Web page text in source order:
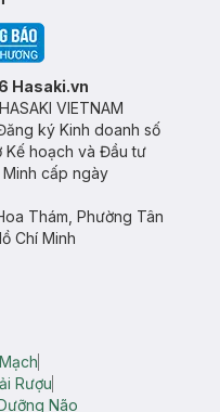
Hasaki.vn
VIETNAM
ký Kinh doanh số
Kế hoạch và Đầu tư
Minh cấp ngày
Thám, Phường Tân
Chí Minh
Rượu
Não